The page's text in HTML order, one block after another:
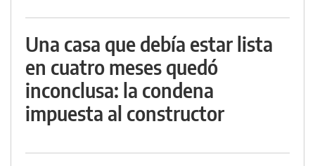
Una casa que debía estar lista
en cuatro meses quedó
inconclusa: la condena
impuesta al constructor